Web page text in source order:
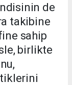
de
takibine
sahip
birlikte